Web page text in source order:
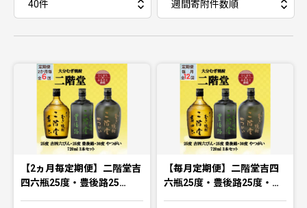
【2ヵ月毎定期便】二階堂吉
四六瓶25度・豊後路25…
【毎月定期便】二階堂吉四
六瓶25度・豊後路25度・…